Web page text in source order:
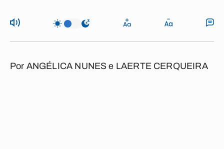
Por ANGÉLICA NUNES e LAERTE CERQUEIRA